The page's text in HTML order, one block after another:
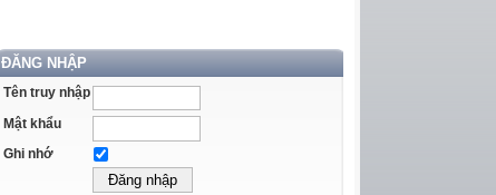
ĐĂNG NHẬP
Tên truy nhập
Mật khẩu
Ghi nhớ